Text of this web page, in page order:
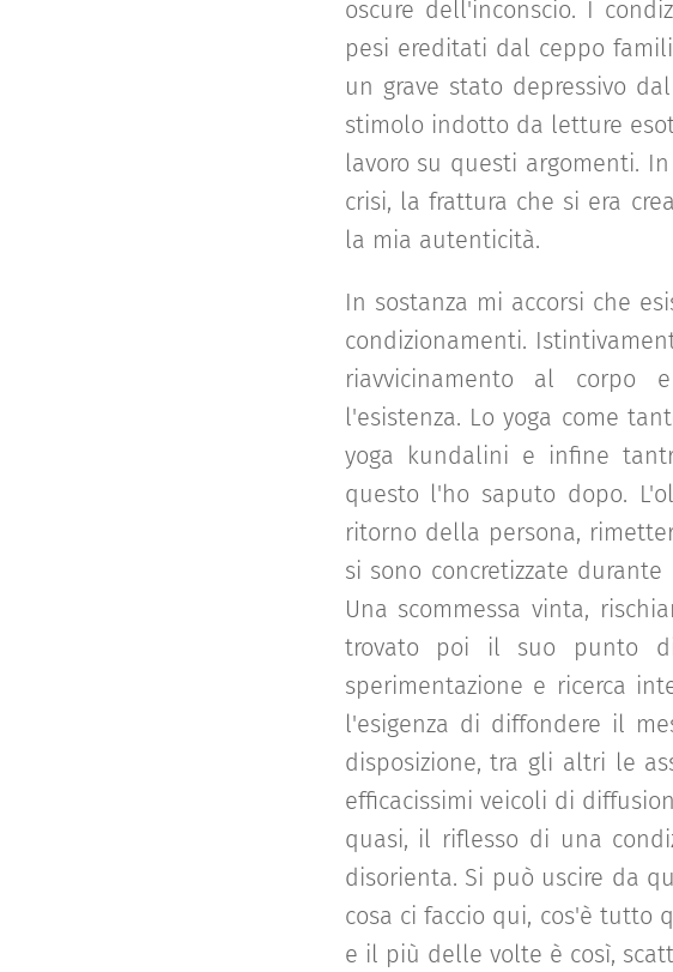
oscure dell'inconscio. I
pesi ereditati dal ceppo
un grave stato depressivo
stimolo indotto da letture
lavoro su questi argomenti.
crisi, la frattura che si era
la mia autenticità.
In sostanza mi accorsi che
condizionamenti.
riavvicinamento al corpo
l'esistenza. Lo yoga come
yoga kundalini e infine
questo l'ho saputo dopo.
ritorno della persona,
si sono concretizzate
Una scommessa vinta,
trovato poi il suo punto
sperimentazione e ricerca
l'esigenza di diffondere il
disposizione, tra gli altri le
efficacissimi veicoli di
quasi, il riflesso di una
disorienta. Si può uscire da
cosa ci faccio qui, cos'è tutto
e il più delle volte è così,